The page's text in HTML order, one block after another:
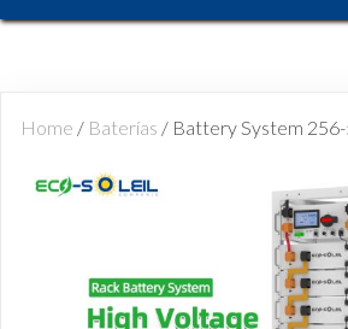
Home / Baterías / Battery System